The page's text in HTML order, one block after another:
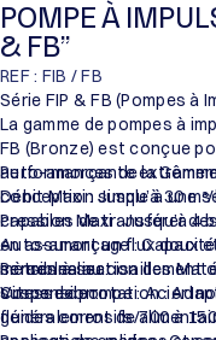
POMPE À
& FB”
REF : FIB / FB
Série FIP & FB (Pompes à
La gamme de pompes à
FB (Bronze) est conçue
auto-amorçante
conception simple à une
capables de transférer
en assurant un flux doux
sensibles au cisaillement
suspension.
Performances de la
Débit Maxi : Jusqu’à 30
Pression Maxi : Jusqu’à 4
Auto-amorçage : Capacité
mètres à sec.
Vitesse de rotation :
généralement de 700 à
Personnalisation des
Corps de pompe : Acier
fluides corrosifs/